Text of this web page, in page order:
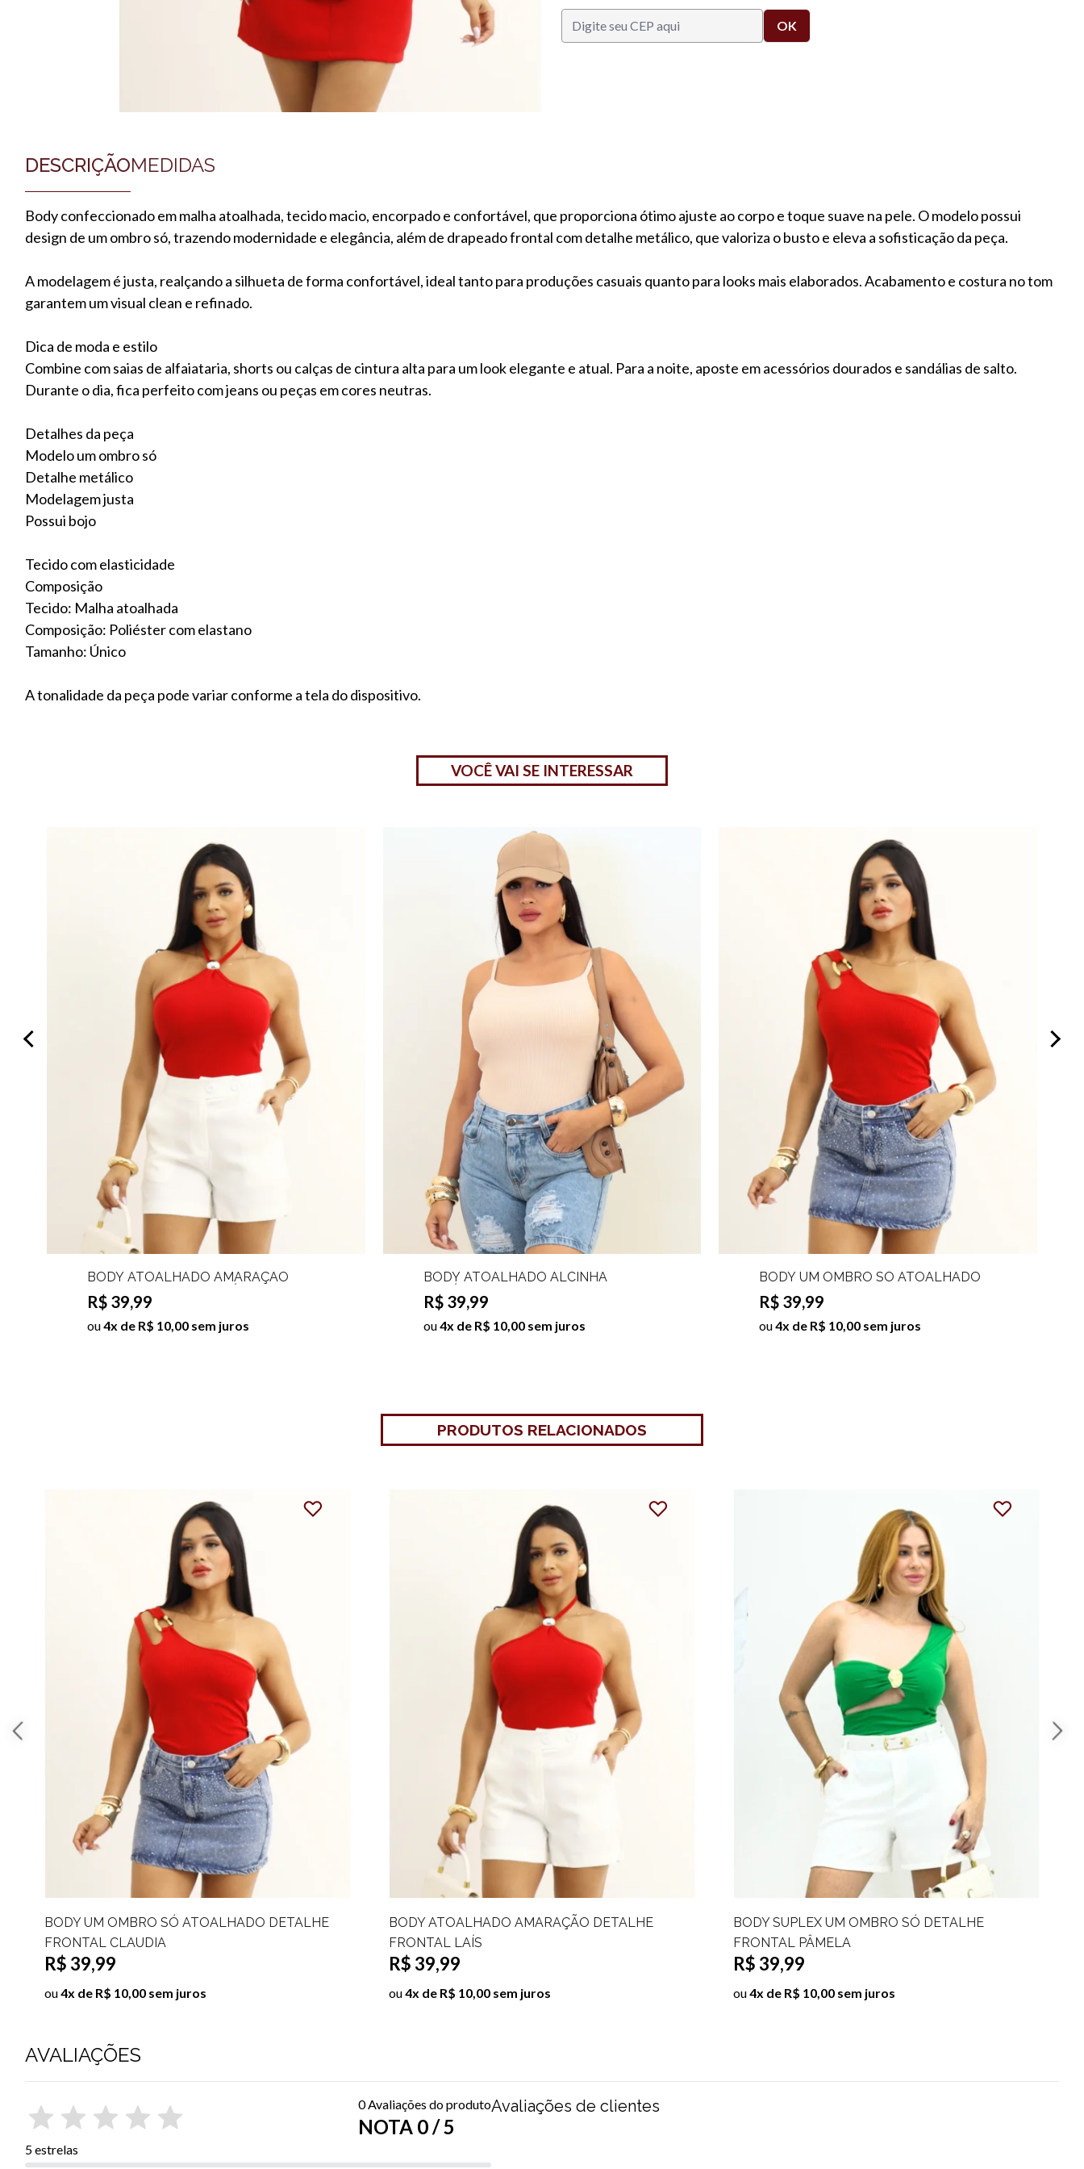
DESCRIÇÃOMEDIDAS
Body confeccionado em malha atoalhada, tecido macio, encorpado e confortável, que proporciona ótimo ajuste ao corpo e toque suave na pele. O modelo possui
design de um ombro só, trazendo modernidade e elegância, além de drapeado frontal com detalhe metálico, que valoriza o busto e eleva a sofisticação da peça.
A modelagem é justa, realçando a silhueta de forma confortável, ideal tanto para produções casuais quanto para looks mais elaborados. Acabamento e costura no tom
garantem um visual clean e refinado.
Dica de moda e estilo
Combine com saias de alfaiataria, shorts ou calças de cintura alta para um look elegante e atual. Para a noite, aposte em acessórios dourados e sandálias de salto.
Durante o dia, fica perfeito com jeans ou peças em cores neutras.
Detalhes da peça
Modelo um ombro só
Detalhe metálico
Modelagem justa
Possui bojo
Tecido com elasticidade
Composição
Tecido: Malha atoalhada
Composição: Poliéster com elastano
Tamanho: Único
A tonalidade da peça pode variar conforme a tela do dispositivo.
VOCÊ VAI SE INTERESSAR
BODY ATOALHADO AMARAÇÃO
DETALHE FRONTAL LAÍS
R$ 39,99
ou4x de R$ 10,00 sem juros
BODY ATOALHADO ALCINHA
ROSÁRIO
R$ 39,99
ou4x de R$ 10,00 sem juros
BODY UM OMBRO SÓ ATOALHADO
DETALHE FRONTAL CLAUDIA
R$ 39,99
ou4x de R$ 10,00 sem juros
PRODUTOS RELACIONADOS
BODY ATOALHADO AMARAÇÃO DETALHE
FRONTAL LAÍS
R$ 39,99
ou4x de R$ 10,00 sem juros
BODY SUPLEX UM OMBRO SÓ DETALHE
FRONTAL PÂMELA
R$ 39,99
ou4x de R$ 10,00 sem juros
BODY MAIÔ DETALHE FRONTAL DINA
R$ 89,99R$ 76,49
ou8x de R$ 9,56 sem juros
AVALIAÇÕES
0 Avaliações do produto
NOTA 0 / 5
5 estrelas
Avaliações de clientes